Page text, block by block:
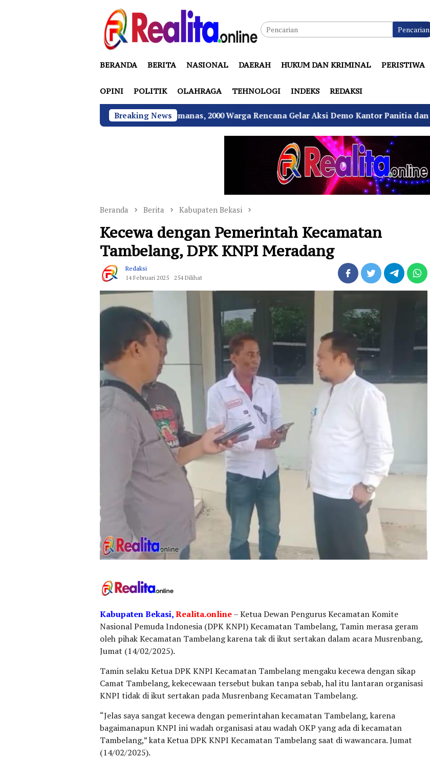
Pencarian
BERANDA BERITA NASIONAL DAERAH HUKUM DAN KRIMINAL PERISTIWA
OPINI POLITIK OLAHRAGA TEHNOLOGI INDEKS REDAKSI
Breaking News
Sukamulya Memanas, 2000 Warga Rencana Gelar Aksi Demo Kantor Panitia dan BPD Tuntut Netralitas
Beranda Berita Kabupaten Bekasi
Kecewa dengan Pemerintah Kecamatan
Tambelang, DPK KNPI Meradang
Redaksi
14 Februari 2025
254 Dilihat
KabupatenBekasi,Realita.online– Ketua Dewan Pengurus Kecamatan Komite
Nasional Pemuda Indonesia (DPK KNPI) Kecamatan Tambelang, Tamin merasa geram
oleh pihak Kecamatan Tambelang karena tak di ikut sertakan dalam acara Musrenbang,
Jumat (14/02/2025).
Tamin selaku Ketua DPK KNPI Kecamatan Tambelang mengaku kecewa dengan sikap
Camat Tambelang, kekecewaan tersebut bukan tanpa sebab, hal itu lantaran organisasi
KNPI tidak di ikut sertakan pada Musrenbang Kecamatan Tambelang.
“Jelas saya sangat kecewa dengan pemerintahan kecamatan Tambelang, karena
bagaimanapun KNPI ini wadah organisasi atau wadah OKP yang ada di kecamatan
Tambelang,” kata Ketua DPK KNPI Kecamatan Tambelang saat di wawancara. Jumat
(14/02/2025).